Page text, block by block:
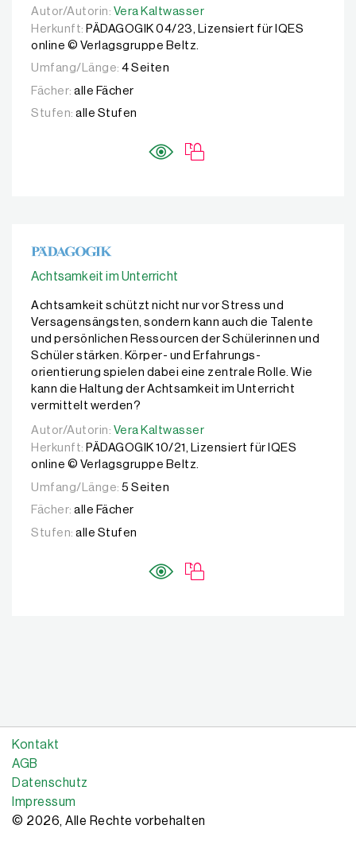
Autor/Autorin: Vera Kaltwasser
Autor/Autorin: Vera Kaltwasser
Herkunft: PÄDAGOGIK 04/23, Lizensiert für IQES
online © Verlagsgruppe Beltz.
Umfang/Länge: 4 Seiten
Fächer: alle Fächer
Stufen: alle Stufen
Achtsamkeit im Unterricht
Achtsamkeit schützt nicht nur vor Stress und
Versagensängsten, sondern kann auch die Talente
und persönlichen Ressourcen der Schülerinnen und
Schüler stärken. Körper- und Erfahrungs-
orientierung spielen dabei eine zentrale Rolle. Wie
kann die Haltung der Achtsamkeit im Unterricht
vermittelt werden?
Autor/Autorin: Vera Kaltwasser
Autor/Autorin: Vera Kaltwasser
Herkunft: PÄDAGOGIK 10/21, Lizensiert für IQES
online © Verlagsgruppe Beltz.
Umfang/Länge: 5 Seiten
Fächer: alle Fächer
Stufen: alle Stufen
© 2026, Alle Rechte vorbehalten
Impressum
Datenschutz
AGB
Kontakt